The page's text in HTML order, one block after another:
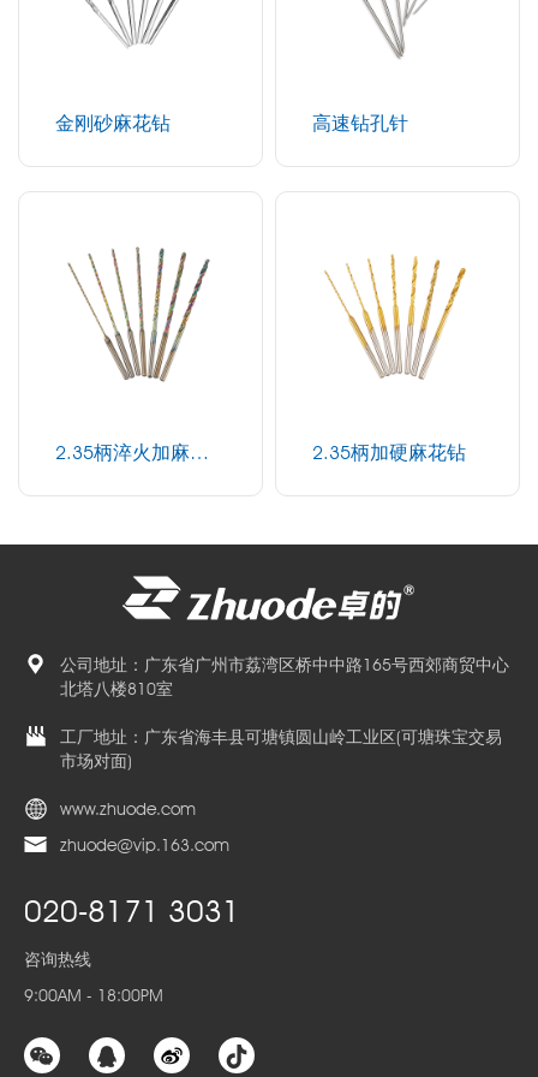
金刚砂麻花钻 高速钻孔针
2.35柄淬火加麻花 2.35柄加硬麻花钻
公司地址：广东省广州市荔湾区桥中中路165号西郊商贸中心
北塔八楼810室
工厂地址：广东省海丰县可塘镇圆山岭工业区(可塘珠宝交易
市场对面)
www.zhuode.com
zhuode@vip.163.com
020-8171 3031
咨询热线
9:00AM - 18:00PM